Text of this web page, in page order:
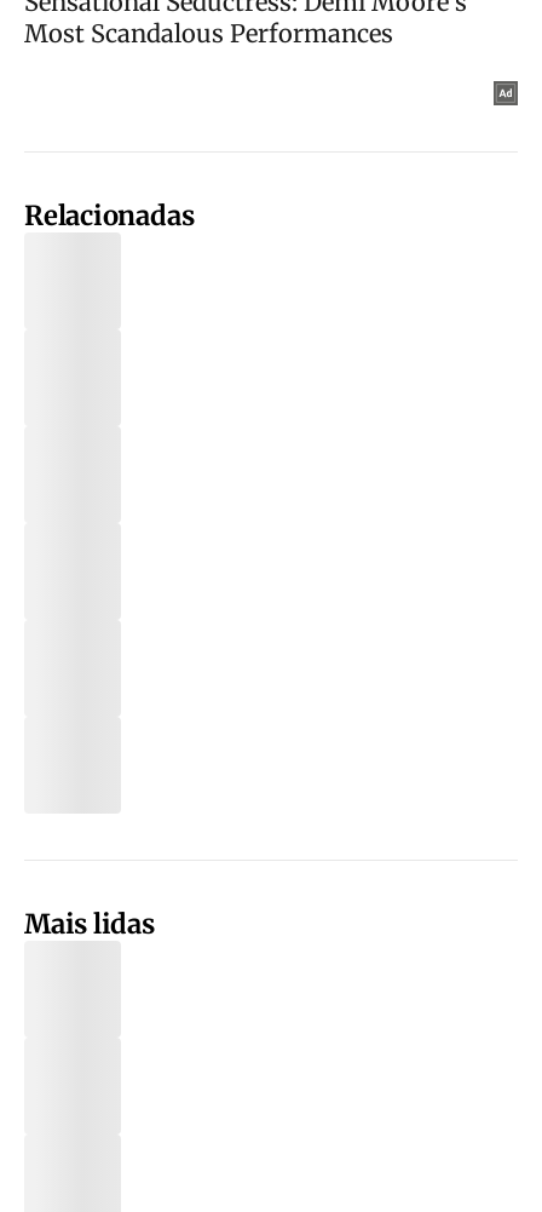
Relacionadas
Mais lidas